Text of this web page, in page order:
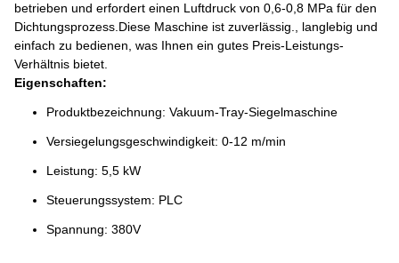
betrieben und erfordert einen Luftdruck von 0,6-0,8 MPa für den
Dichtungsprozess.Diese Maschine ist zuverlässig., langlebig und
einfach zu bedienen, was Ihnen ein gutes Preis-Leistungs-
Verhältnis bietet.
Eigenschaften:
Produktbezeichnung: Vakuum-Tray-Siegelmaschine
Versiegelungsgeschwindigkeit: 0-12 m/min
Leistung: 5,5 kW
Steuerungssystem: PLC
Spannung: 380V